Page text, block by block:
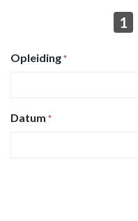
1
Opleiding*
Datum *